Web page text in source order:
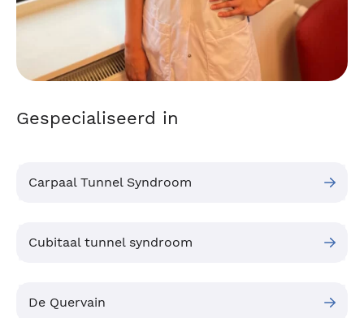
Gespecialiseerd in
Carpaal Tunnel Syndroom
Cubitaal tunnel syndroom
De Quervain